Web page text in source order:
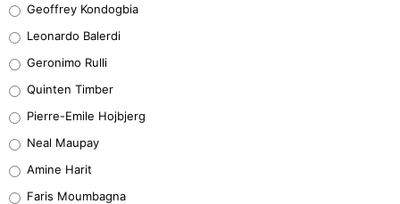
38%
32%
5%
1%
Geoffrey Kondogbia
Leonardo Balerdi
Geronimo Rulli
Quinten Timber
Pierre-Emile Hojbjerg
Neal Maupay
Amine Harit
Faris Moumbagna